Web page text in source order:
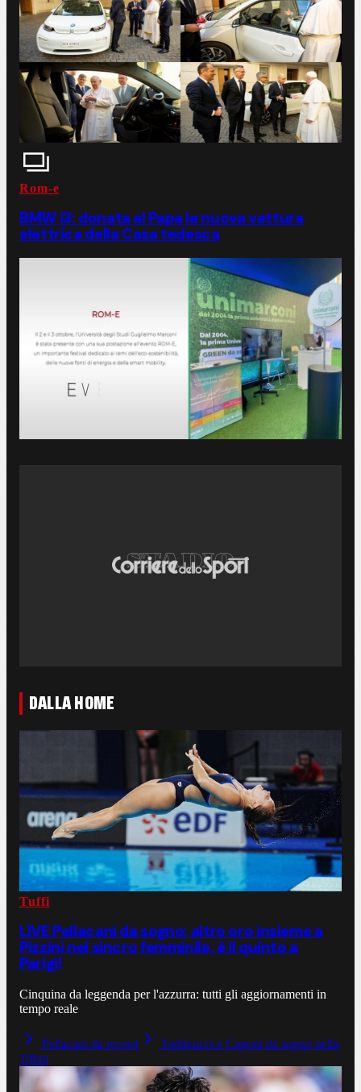
Rom-e
BMW i3: donata al Papa la nuova vettura
elettrica della Casa tedesca
DALLA HOME
Tuffi
LIVE Pellacani da sogno: altro oro insieme a
Pizzini nel sincro femminile, è il quinto a
Parigi!
Cinquina da leggenda per l'azzurra: tutti gli aggiornamenti in
tempo reale
Pellacani da record
Taddeucci e Caponi da sogno nella
10km